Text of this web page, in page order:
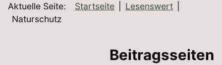
Aktuelle Seite: Startseite
Lesenswert
Naturschutz
Beitragsseiten